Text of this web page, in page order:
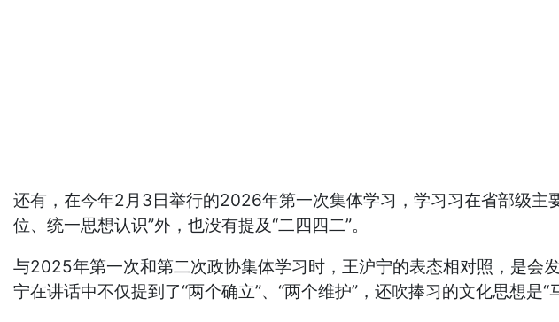
还有，在今年2月3日举行的2026年第一次集体学习，学习习在省部级
位、统一思想认识”外，也没有提及“二四四二”。
与2025年第一次和第二次政协集体学习时，王沪宁的表态相对照，是会
宁在讲话中不仅提到了“两个确立”、“两个维护”，还吹捧习的文化思想是